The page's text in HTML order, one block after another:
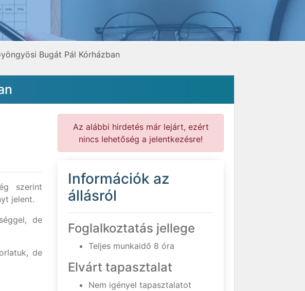
Bugát Pál Kórházban
szerint
jelent.
de
de
Az alábbi hirdetés már lejárt, ezért
nincs lehetőség a jelentkezésre!
Információk az
állásról
Foglalkoztatás jellege
Teljes munkaidő 8 óra
Elvárt tapasztalat
Nem igényel tapasztalatot